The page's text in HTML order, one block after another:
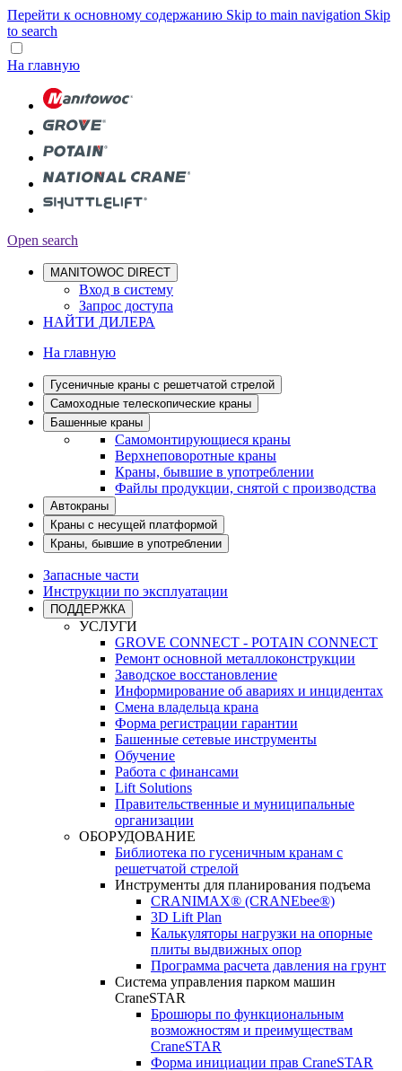
Перейти к основному содержанию Skip to main navigation Skip
to search
На главную
Open search
MANITOWOC DIRECT
Вход в систему
Запрос доступа
НАЙТИ ДИЛЕРА
На главную
Гусеничные краны с решетчатой стрелой
Самоходные телескопические краны
Башенные краны
Самомонтирующиеся краны
Верхнеповоротные краны
Краны, бывшие в употреблении
Файлы продукции, снятой с производства
Автокраны
Краны с несущей платформой
Краны, бывшие в употреблении
Запасные части
Инструкции по эксплуатации
ПОДДЕРЖКА
УСЛУГИ
GROVE CONNECT - POTAIN CONNECT
Ремонт основной металлоконструкции
Заводское восстановление
Информирование об авариях и инцидентах
Смена владельца крана
Форма регистрации гарантии
Башенные сетевые инструменты
Обучение
Работа с финансами
Lift Solutions
Правительственные и муниципальные
организации
ОБОРУДОВАНИЕ
Библиотека по гусеничным кранам с
решетчатой стрелой
Инструменты для планирования подъема
CRANIMAX® (CRANEbee®)
3D Lift Plan
Калькуляторы нагрузки на опорные
плиты выдвижных опор
Программа расчета давления на грунт
Система управления парком машин
CraneSTAR
Брошюры по функциональным
возможностям и преимуществам
CraneSTAR
Форма инициации прав CraneSTAR